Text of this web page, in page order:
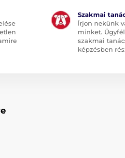
Szakmai
Írjon nekünk
minket.
szakmai
képzésben